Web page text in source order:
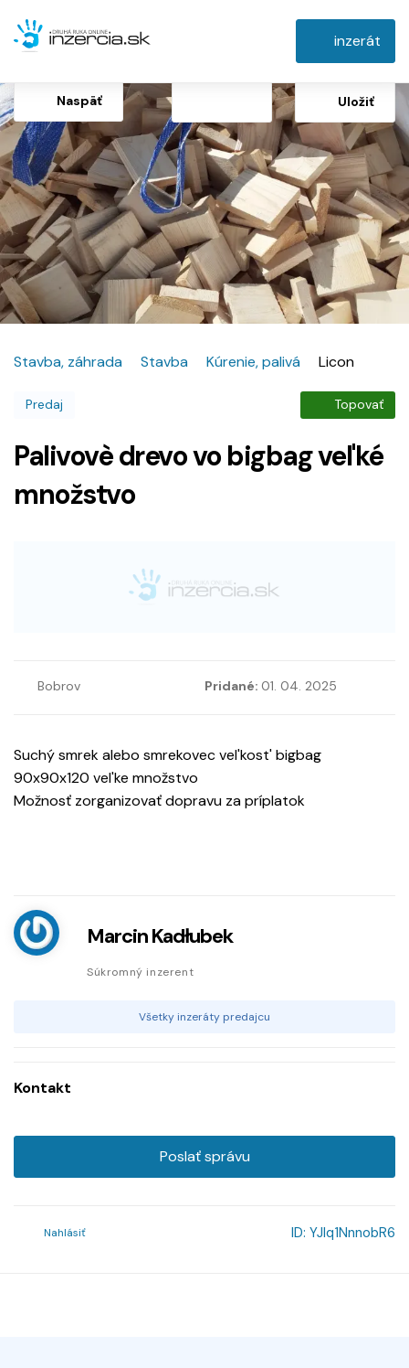
inzerát
Naspäť Uložiť
Stavba, záhrada Stavba Kúrenie, palivá Licon
Predaj Topovať
Palivovè drevo vo bigbag vel'ké
množstvo
Bobrov Pridané: 01. 04. 2025
Suchý smrek alebo smrekovec vel'kost' bigbag
90x90x120 vel'ke množstvo
Možnosť zorganizovať dopravu za príplatok
Marcin Kadłubek
Súkromný inzerent
Všetky inzeráty predajcu
Kontakt
Poslať správu
Nahlásiť ID: YJlq1NnnobR6